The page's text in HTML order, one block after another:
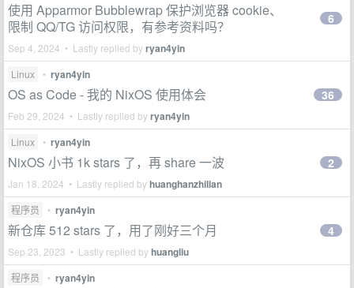
使用 Apparmor Bubblewrap 保护浏览器 cookie、
限制 QQ/TG 访问权限，有参考资料吗？
Sep 4, 2024 • Lastly replied byryan4yin
6
Linux • ryan4yin
OS as Code - 我的 NixOS 使用体会
Feb 29, 2024 • Lastly replied byryan4yin
36
Linux • ryan4yin
NixOS 小书 1k stars 了，再 share 一波
Jan 18, 2024 • Lastly replied byhuanghanzhilian
2
程序员 • ryan4yin
新仓库 512 stars 了，用了刚好三个月
Sep 23, 2023 • Lastly replied byhuangliu
4
程序员 • ryan4yin